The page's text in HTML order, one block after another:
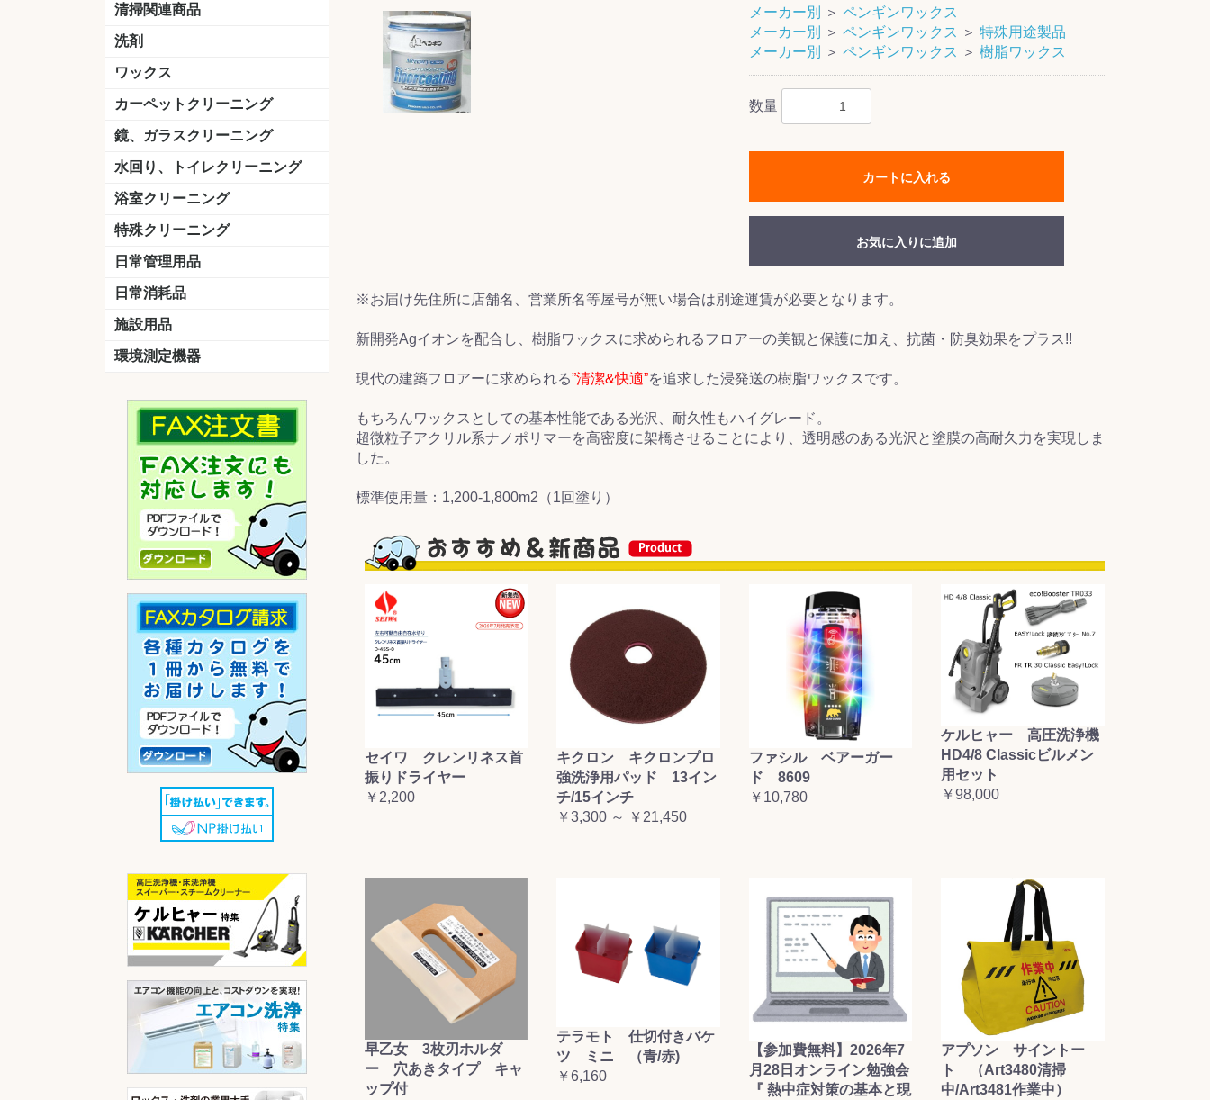
掃除機
ドライバキューム
アップライトバキューム
コードレスタイプ
高圧洗浄機
吸水機
カーペット用マシン
送風機
ポリッシャー スタンダード
高速回転
ハンディポリッシャー
関連商品
ポリッシャー・自動床洗浄機用
掃除機用紙パック
その他
清掃関連商品
ダストカート
台車
移動式バレット
脚立
モップハンガー
サインボード
光沢計
カーペット汚染度計
洗剤
床用表面洗浄剤
ハクリ剤
厨房用
工場用
石材用
サビ用
木材用
タイル用
外壁用
壁面用
手あか用
病院用
除菌用
ワックス
樹脂ワックス
ペンギンワックス
半樹脂ワックス
フローリング用
病院用ワックス
中性ワックス
石材用
木床用
その他
カーペットクリーニング
洗剤
ブラシ
パット
その他
鏡、ガラスクリーニング
ガラスワイパー
シャンパー(ウオッシャー)
ガラススクイジー
ケレン
ツールホルダー
洗剤 うろこ取り
天井・高所作業
水回り、トイレクリーニング
洗剤
尿石除去剤
水アカ除去剤
排水管つまり除去剤
消臭・防臭剤
道具
浴室クリーニング
洗剤
道具
特殊クリーニング
石材
エアコン
外壁
その他
日常管理用品
クリーナー
洗濯用洗剤
油汚れ落とし
サビ取り剤
タバコ専用消臭
日常消耗品
トイレットペーパー
ペーパータオル
便座除菌クリーナー
ポリ袋
施設用品
マット・他
ベンチ
灰皿
傘立
くず入れ
環境測定機器
メーカー別
＞ ペンギンワックス
メーカー別
＞ ペンギンワックス ＞ 特殊用途製品
メーカー別
＞ ペンギンワックス ＞ 樹脂ワックス
数量
カートに入れる
お気に入りに追加
※お届け先住所に店舗名、営業所名等屋号が無い場合は別途運賃が必要となります。
新開発Agイオンを配合し、樹脂ワックスに求められるフロアーの美観と保護に加え、抗菌・防臭効果をプラス!!
現代の建築フロアーに求められる”清潔&快適”を追求した浸発送の樹脂ワックスです。
もちろんワックスとしての基本性能である光沢、耐久性もハイグレード。
超微粒子アクリル系ナノポリマーを高密度に架橋させることにより、透明感のある光沢と塗膜の高耐久力を実現しま
した。
標準使用量：1,200-1,800m2（1回塗り）
セイワ クレンリネス首
振りドライヤー
￥2,200
キクロン キクロンプロ
強洗浄用パッド 13イン
チ/15インチ
￥3,300 ～ ￥21,450
ファシル ベアーガー
ド 8609
￥10,780
ケルヒャー 高圧洗浄機
HD4/8 Classicビルメン
用セット
￥98,000
早乙女 3枚刃ホルダ
ー 穴あきタイプ キャ
ップ付
テラモト 仕切付きバケ
ツ ミニ （青/赤)
￥6,160
【参加費無料】2026年7
月28日オンライン勉強会
『 熱中症対策の基本と現
アプソン サイントー
ト （Art3480清掃
中/Art3481作業中）